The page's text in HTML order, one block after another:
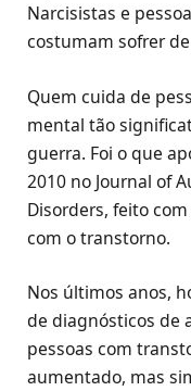
Narcisistas e
costumam sofrer
Quem cuida de
mental tão
guerra. Foi o que
2010 no Journal of
Disorders, feito
com o transtorno.
Nos últimos anos,
de diagnósticos de
pessoas com
aumentado, mas